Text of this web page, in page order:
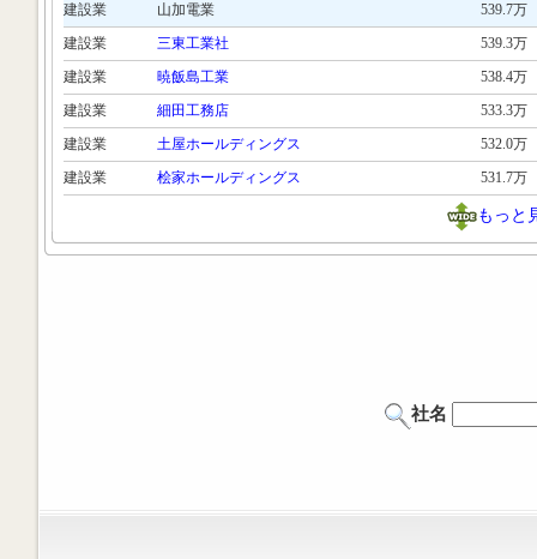
建設業
山加電業
539.7万
建設業
三東工業社
539.3万
建設業
暁飯島工業
538.4万
建設業
細田工務店
533.3万
建設業
土屋ホールディングス
532.0万
建設業
桧家ホールディングス 531.7万
もっと
社名